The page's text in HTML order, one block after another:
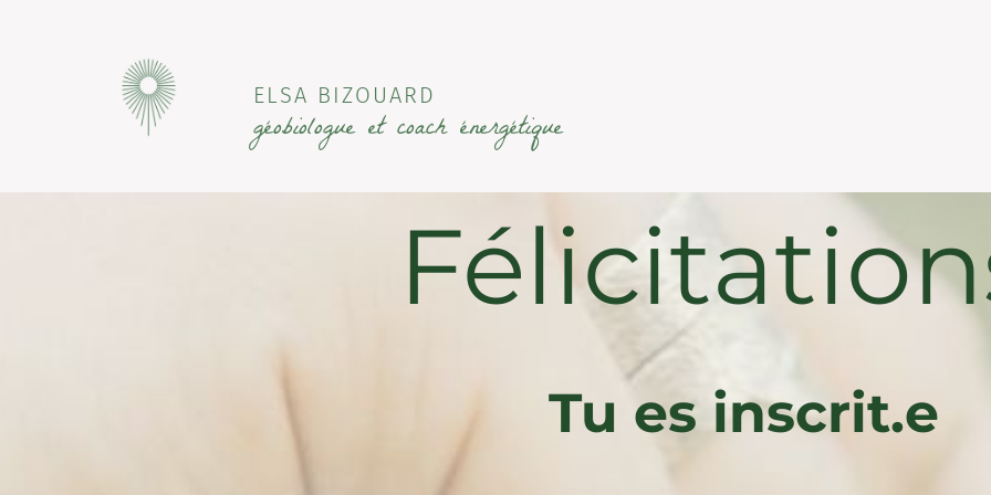
ELSA BIZOUARD
géobiologue et coach énergétique
Tu es inscrit.e